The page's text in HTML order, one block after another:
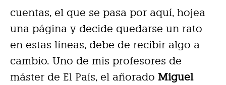
cuentas, el que se pasa por aquí, hojea
una página y decide quedarse un rato
en estas líneas, debe de recibir algo a
cambio. Uno de mis profesores de
máster de El País, el añorado Miguel